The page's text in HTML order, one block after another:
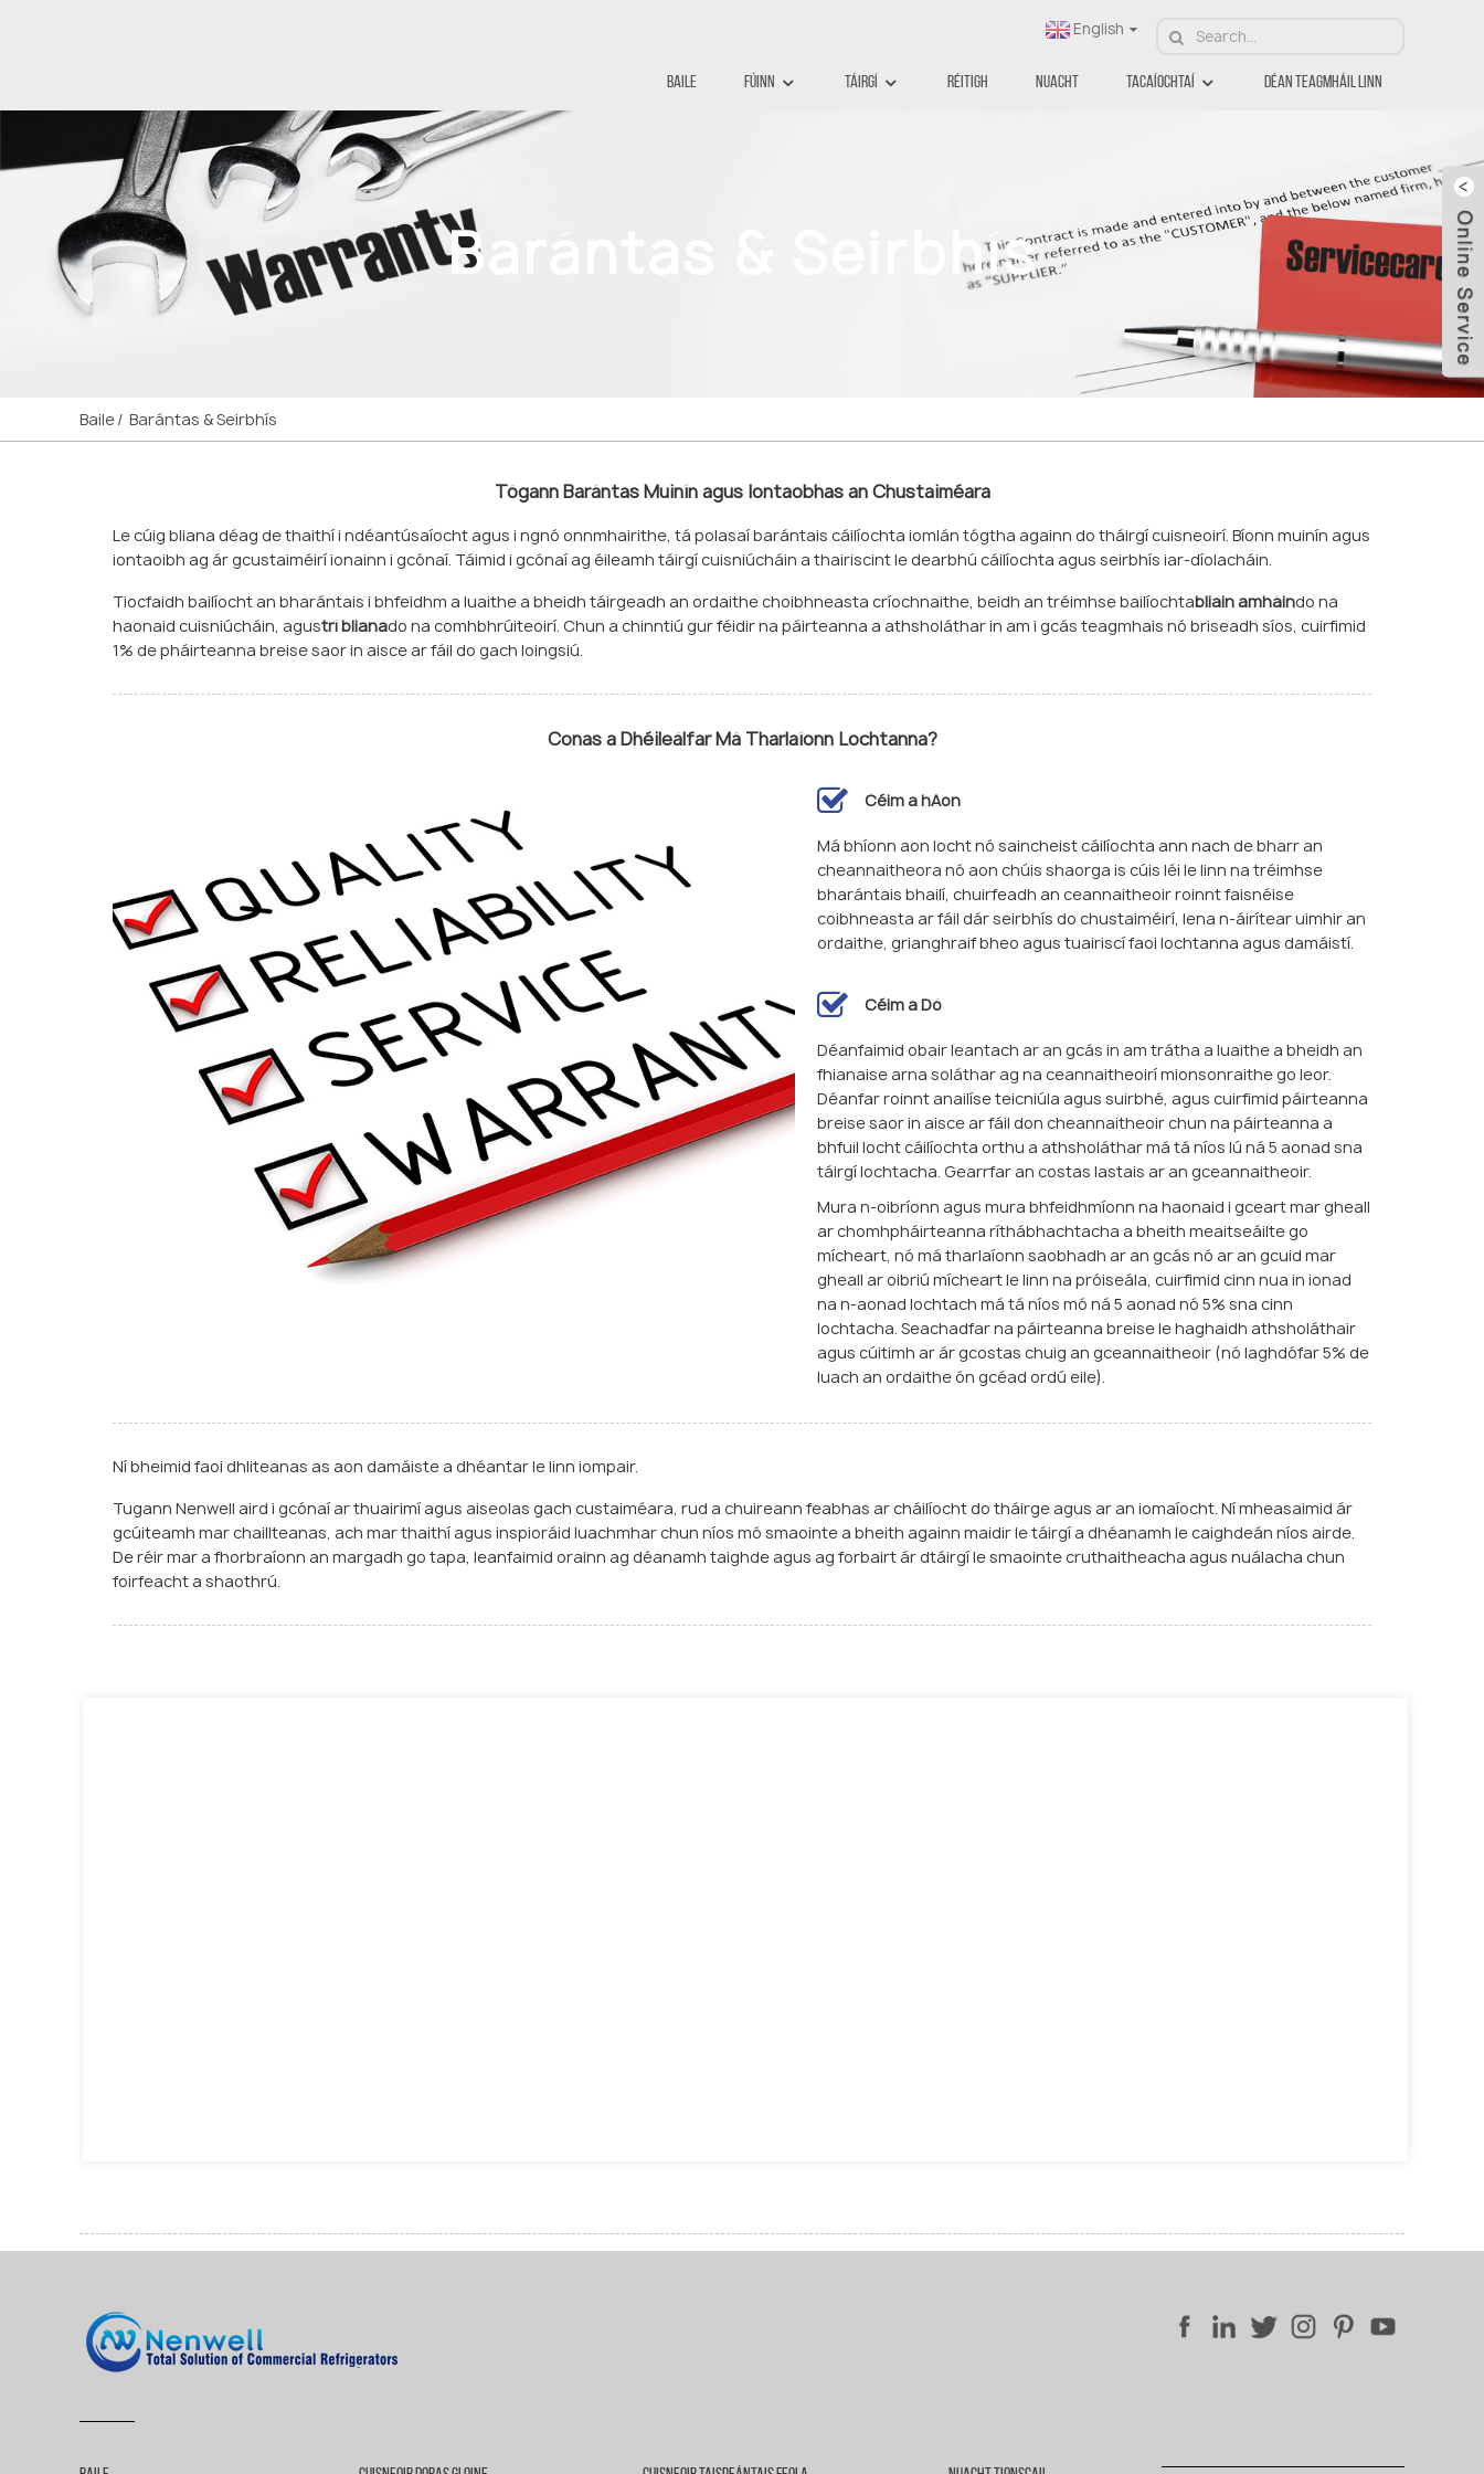
English
Baile Fúinn Táirgí Réitigh Nuacht Tacaíochtaí Déan Teagmháil Linn
Barántas & Seirbhís
Baile Barántas & Seirbhís
Tógann Barántas Muinín agus Iontaobhas an Chustaiméara
Le cúig bliana déag de thaithí i ndéantúsaíocht agus i ngnó onnmhairithe, tá polasaí barántais cáilíochta iomlán tógtha againn do tháirgí cuisneoirí. Bíonn muinín agus
iontaoibh ag ár gcustaiméirí ionainn i gcónaí. Táimid i gcónaí ag éileamh táirgí cuisniúcháin a thairiscint le dearbhú cáilíochta agus seirbhís iar-díolacháin.
Tiocfaidh bailíocht an bharántais i bhfeidhm a luaithe a bheidh táirgeadh an ordaithe choibhneasta críochnaithe, beidh an tréimhse bailíochtabliain amháindo na
haonaid cuisniúcháin, agustrí blianado na comhbhrúiteoirí. Chun a chinntiú gur féidir na páirteanna a athsholáthar in am i gcás teagmhais nó briseadh síos, cuirfimid
1% de pháirteanna breise saor in aisce ar fáil do gach loingsiú.
Conas a Dhéileálfar Má Tharlaíonn Lochtanna?
Céim a hAon
Má bhíonn aon locht nó saincheist cáilíochta ann nach de bharr an
cheannaitheora nó aon chúis shaorga is cúis léi le linn na tréimhse
bharántais bhailí, chuirfeadh an ceannaitheoir roinnt faisnéise
coibhneasta ar fáil dár seirbhís do chustaiméirí, lena n-áirítear uimhir an
ordaithe, grianghraif bheo agus tuairiscí faoi lochtanna agus damáistí.
Céim a Dó
Déanfaimid obair leantach ar an gcás in am trátha a luaithe a bheidh an
fhianaise arna soláthar ag na ceannaitheoirí mionsonraithe go leor.
Déanfar roinnt anailíse teicniúla agus suirbhé, agus cuirfimid páirteanna
breise saor in aisce ar fáil don cheannaitheoir chun na páirteanna a
bhfuil locht cáilíochta orthu a athsholáthar má tá níos lú ná 5 aonad sna
táirgí lochtacha. Gearrfar an costas lastais ar an gceannaitheoir.
Mura n-oibríonn agus mura bhfeidhmíonn na haonaid i gceart mar gheall
ar chomhpháirteanna ríthábhachtacha a bheith meaitseáilte go
mícheart, nó má tharlaíonn saobhadh ar an gcás nó ar an gcuid mar
gheall ar oibriú mícheart le linn na próiseála, cuirfimid cinn nua in ionad
na n-aonad lochtach má tá níos mó ná 5 aonad nó 5% sna cinn
lochtacha. Seachadfar na páirteanna breise le haghaidh athsholáthair
agus cúitimh ar ár gcostas chuig an gceannaitheoir (nó laghdófar 5% de
luach an ordaithe ón gcéad ordú eile).
Ní bheimid faoi dhliteanas as aon damáiste a dhéantar le linn iompair.
Tugann Nenwell aird i gcónaí ar thuairimí agus aiseolas gach custaiméara, rud a chuireann feabhas ar cháilíocht do tháirge agus ar an iomaíocht. Ní mheasaimid ár
gcúiteamh mar chaillteanas, ach mar thaithí agus inspioráid luachmhar chun níos mó smaointe a bheith againn maidir le táirgí a dhéanamh le caighdeán níos airde.
De réir mar a fhorbraíonn an margadh go tapa, leanfaimid orainn ag déanamh taighde agus ag forbairt ár dtáirgí le smaointe cruthaitheacha agus nuálacha chun
foirfeacht a shaothrú.